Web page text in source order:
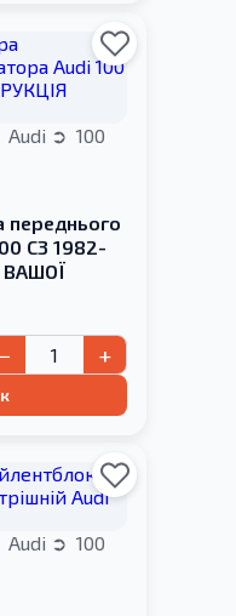
Audi
100
переднього
C3 1982-
ВАШОЇ
− +
Audi
100